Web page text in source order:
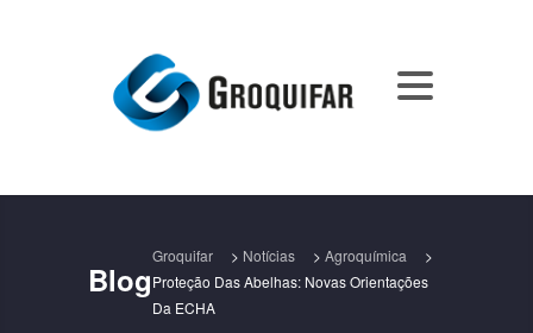
Blog
Groquifar > Notícias > Agroquímica
>
Proteção Das Abelhas: Novas Orientações
Da ECHA